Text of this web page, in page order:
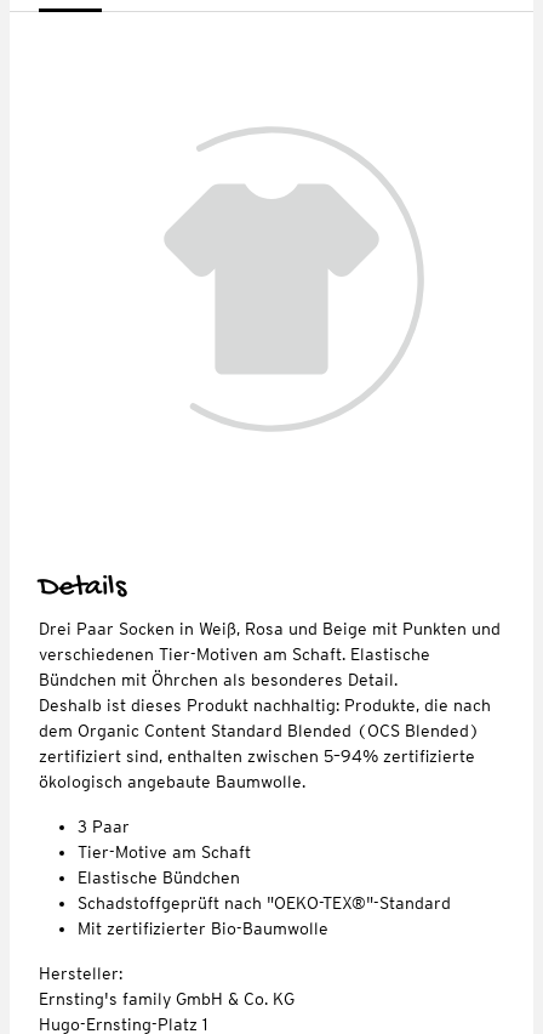
Details
Drei Paar Socken in Weiß, Rosa und Beige mit Punkten und
verschiedenen Tier-Motiven am Schaft. Elastische
Bündchen mit Öhrchen als besonderes Detail.
Deshalb ist dieses Produkt nachhaltig: Produkte, die nach
dem Organic Content Standard Blended (OCS Blended)
zertifiziert sind, enthalten zwischen 5–94% zertifizierte
ökologisch angebaute Baumwolle.
3 Paar
Tier-Motive am Schaft
Elastische Bündchen
Schadstoffgeprüft nach "OEKO-TEX®"-Standard
Mit zertifizierter Bio-Baumwolle
Hersteller:
Ernsting's family GmbH & Co. KG
Hugo-Ernsting-Platz 1